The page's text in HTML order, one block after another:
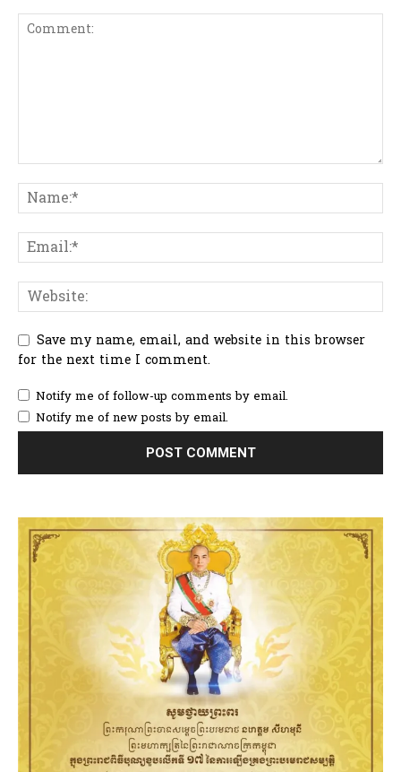
Save my name, email, and website in this browser
for the next time I comment.
Notify me of follow-up comments by email.
Notify me of new posts by email.